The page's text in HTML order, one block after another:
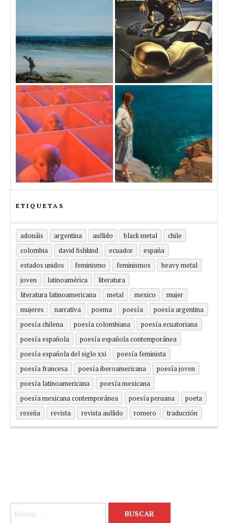
ETIQUETAS
adonáis argentina aullido black metal
chile
colombia
david fishkind ecuador
españa
estados unidos
feminismo feminismos
heavy metal
joven
latinoamérica
literatura
literatura latinoamericana
metal mexico
mujer
mujeres
narrativa poema poesía
poesía argentina
poesía chilena
poesía colombiana
poesía ecuatoriana
poesía española
poesía española contemporánea
poesía española del siglo xxi
poesía feminista
poesía francesa
poesía iberoamericana
poesía joven
poesía latinoamericana
poesía mexicana
poesía mexicana contemporánea
poesía peruana
poeta
reseña
revista revista aullido romero traducción